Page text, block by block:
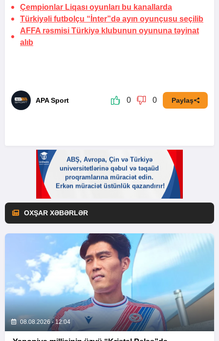
Çempionlar Liqası oyunları bu kanallarda
Türkiyəli futbolçu “İnter”də ayın oyunçusu seçilib
AFFA rəsmisi Türkiyə klubunun oyununa təyinat
alıb
APA Sport 0 0 Paylaş
OXŞAR XƏBƏRLƏR
08.08.2026 - 12:04